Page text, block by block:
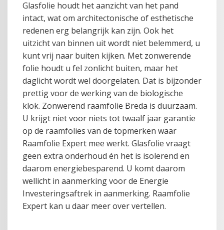
Glasfolie houdt het aanzicht van het pand
intact, wat om architectonische of esthetische
redenen erg belangrijk kan zijn. Ook het
uitzicht van binnen uit wordt niet belemmerd, u
kunt vrij naar buiten kijken. Met zonwerende
folie houdt u fel zonlicht buiten, maar het
daglicht wordt wel doorgelaten. Dat is bijzonder
prettig voor de werking van de biologische
klok. Zonwerend raamfolie Breda is duurzaam.
U krijgt niet voor niets tot twaalf jaar garantie
op de raamfolies van de topmerken waar
Raamfolie Expert mee werkt. Glasfolie vraagt
geen extra onderhoud én het is isolerend en
daarom energiebesparend. U komt daarom
wellicht in aanmerking voor de Energie
Investeringsaftrek in aanmerking. Raamfolie
Expert kan u daar meer over vertellen.